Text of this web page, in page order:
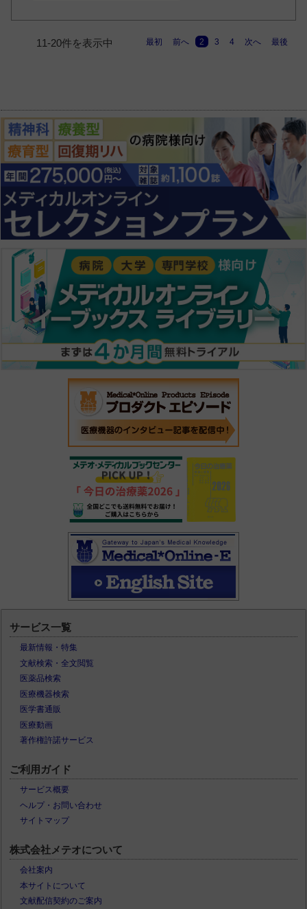
11-20件を表示中 最初 前へ 2 3 4 次へ 最後
サービス一覧
最新情報・特集
文献検索・全文閲覧
医薬品検索
医療機器検索
医学書通販
医療動画
著作権許諾サービス
ご利用ガイド
サービス概要
ヘルプ・お問い合わせ
サイトマップ
株式会社メテオについて
会社案内
本サイトについて
文献配信契約のご案内